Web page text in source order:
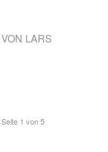
VON LARS
Seite 1 von 5